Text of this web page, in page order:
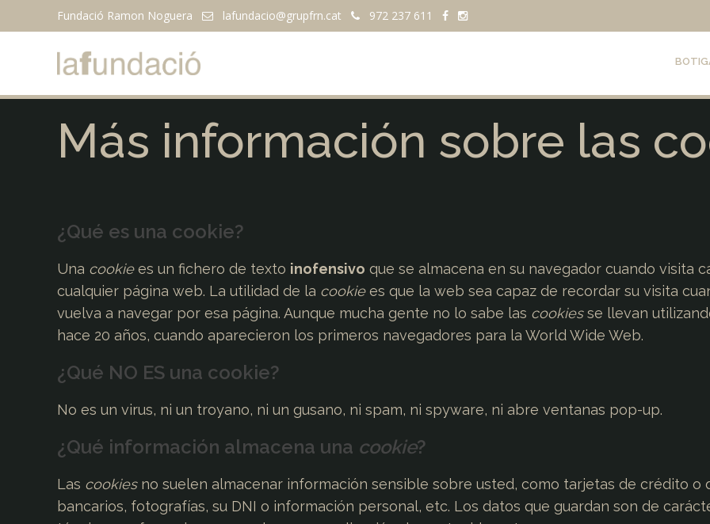
Fundació Ramon Noguera lafundacio@grupfrn.cat 972 237 611
Más información sobre las
¿Qué es una cookie?
Una cookiees un fichero de texto inofensivo que se almacena en su navegador cuando visita
cualquier página web. La utilidad de la cookiees que la web sea capaz de recordar su visita
vuelva a navegar por esa página. Aunque mucha gente no lo sabe las cookiesse llevan
hace 20 años, cuando aparecieron los primeros navegadores para la World Wide Web.
¿Qué NO ES una cookie?
No es un virus, ni un troyano, ni un gusano, ni spam, ni spyware, ni abre ventanas pop-up.
¿Qué información almacena una cookie?
Las cookiesno suelen almacenar información sensible sobre usted, como tarjetas de crédito o
bancarios, fotografías, su DNI o información personal, etc. Los datos que guardan son de